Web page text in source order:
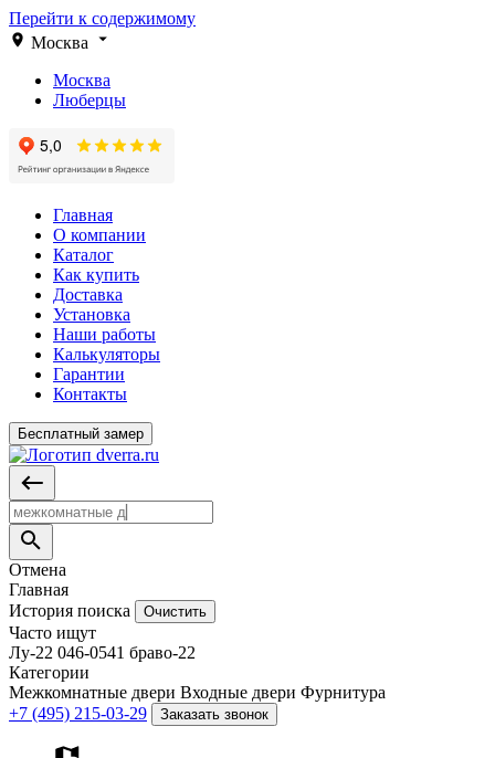
Перейти к содержимому
Москва
Москва
Люберцы
Главная
О компании
Каталог
Как купить
Доставка
Установка
Наши работы
Калькуляторы
Гарантии
Контакты
Бесплатный замер
Отмена
Главная
История поиска
Очистить
Часто ищут
Лу-22 046-0541 браво-22
Категории
Межкомнатные двери Входные двери Фурнитура
+7 (495) 215-03-29
Заказать звонок